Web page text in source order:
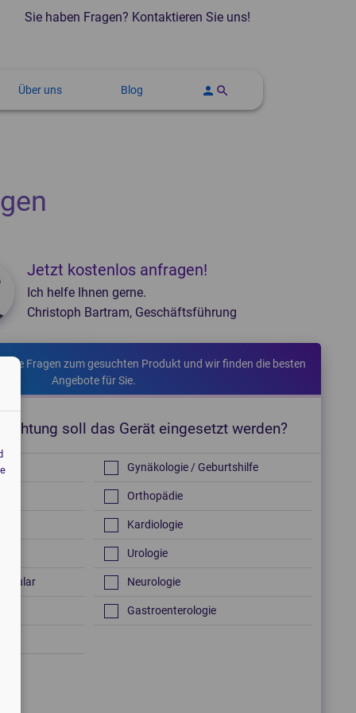
Sie haben Fragen? Kontaktieren Sie uns!
Über uns Blog person search
Jetzt kostenlos anfragen!
Ich helfe Ihnen gerne.
Christoph Bartram, Geschäftsführung
Fragen zum gesuchten Produkt und wir finden die besten
Angebote für Sie.
soll das Gerät eingesetzt werden?
Gynäkologie / Geburtshilfe
Orthopädie
Kardiologie
Urologie
Neurologie
Gastroenterologie